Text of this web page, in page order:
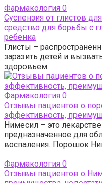
Фармакология 0
Суспензия от глистов
средство для борьбы с
ребенка
Глисты –
заразить детей и
здоровьем.
Фармакология 0
Отзывы пациентов о
эффективность,
Нимесил – это
предназначенное для
воспаления. Порошок
Фармакология 0
Отзывы пациентов о